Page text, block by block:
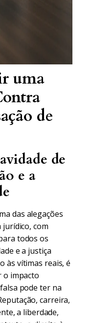
uma
de
de
e a
das alegações
jurídico, com
todos os
e a justiça
às vítimas reais, é
o impacto
pode ter na
carreira,
a liberdade,